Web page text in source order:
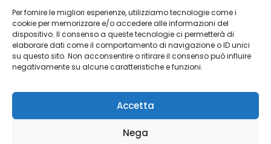
Per fornire le migliori esperienze, utilizziamo tecnologie come i
cookie per memorizzare e/o accedere alle informazioni del
dispositivo. Il consenso a queste tecnologie ci permetterà di
elaborare dati come il comportamento di navigazione o ID unici
su questo sito. Non acconsentire o ritirare il consenso può influire
negativamente su alcune caratteristiche e funzioni.
Accetta
Nega
Servizi
Progetti
Titoli sociali